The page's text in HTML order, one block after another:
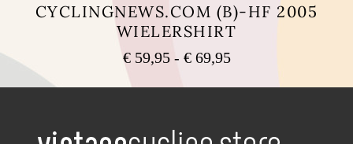
CYCLINGNEWS.COM (B)-HF 2005
WIELERSHIRT
€59,95 - €69,95Prijsklasse:
tot
variaties.